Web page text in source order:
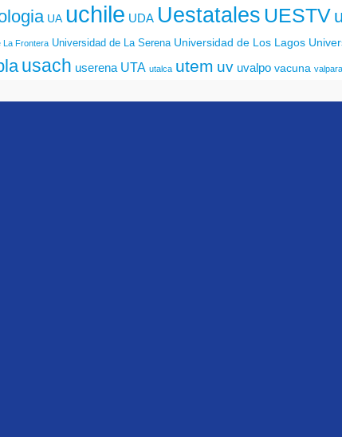
UA uchile UDA Uestatales UESTV
La Frontera Universidad de La Serena Universidad de Los Lagos
usach userena UTA utalca utem uv uvalpo vacuna